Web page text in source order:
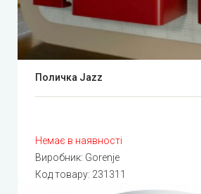
Поличка Jazz
Немає в наявності
Виробник: Gorenje
Код товару: 231311